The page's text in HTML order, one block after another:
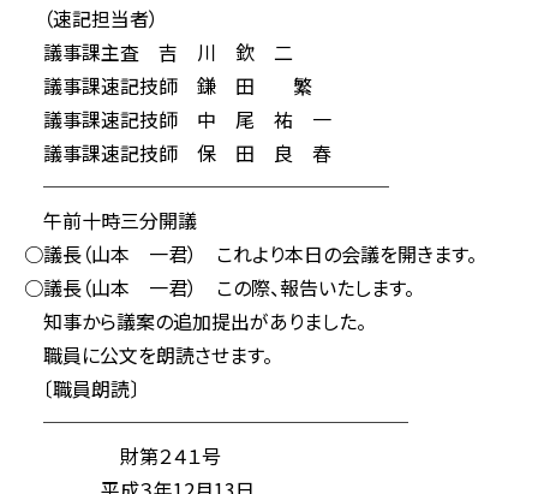
（速記担当者）
議事課主査 吉 川 欽 二
議事課速記技師 鎌 田 繁
議事課速記技師 中 尾 祐 一
議事課速記技師 保 田 良 春
──────────────────
午前十時三分開議
○議長（山本 一君） これより本日の会議を開きます。
○議長（山本 一君） この際、報告いたします。
知事から議案の追加提出がありました。
職員に公文を朗読させます。
〔職員朗読〕
───────────────────
財第２４１号